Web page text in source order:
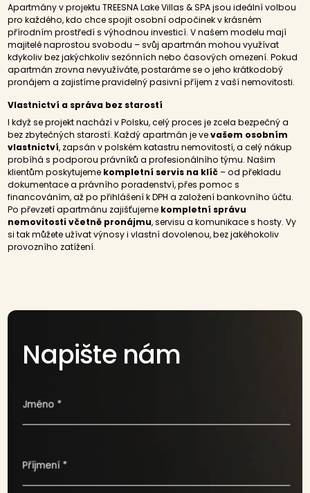
Apartmány v projektu TREESNA Lake Villas & SPA jsou ideální volbou
pro každého, kdo chce spojit osobní odpočinek v krásném
přírodním prostředí s výhodnou investicí. V našem modelu mají
majitelé naprostou svobodu – svůj apartmán mohou využívat
kdykoliv bez jakýchkoliv sezónních nebo časových omezení. Pokud
apartmán zrovna nevyužíváte, postaráme se o jeho krátkodobý
pronájem a zajistíme pravidelný pasivní příjem z vaší nemovitosti.
Vlastnictví a správa bez starostí
I když se projekt nachází v Polsku, celý proces je zcela bezpečný a
bez zbytečných starostí. Každý apartmán je vevašem osobním
vlastnictví, zapsán v polském katastru nemovitostí, a celý nákup
probíhá s podporou právníků a profesionálního týmu. Našim
klientům poskytujeme kompletní servis na klíč – od překladu
dokumentace a právního poradenství, přes pomoc s
financováním, až po přihlášení k DPH a založení bankovního účtu.
Po převzetí apartmánu zajišťujeme kompletní správu
nemovitosti včetně pronájmu, servisu a komunikace s hosty. Vy
si tak můžete užívat výnosy i vlastní dovolenou, bez jakéhokoliv
provozního zatížení.
Napište nám
Jméno *
Příjmení *